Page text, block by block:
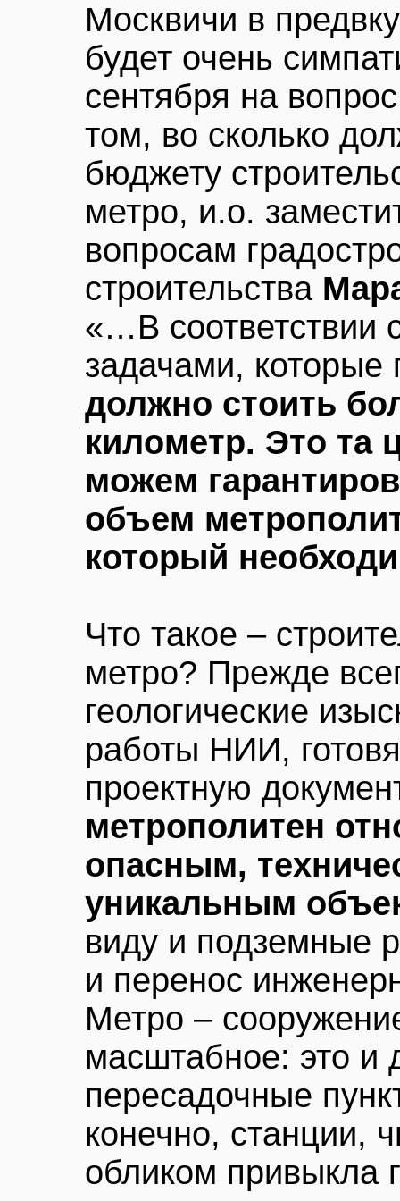
Москвичи в
будет очень
сентября на
том, во сколько
бюджету
метро, и.о.
вопросам
строительства
«…В соответствии
задачами,
должно стоить
километр. Это та
можем
объем
который
Что такое –
метро? Прежде
геологические
работы НИИ,
проектную
метрополитен
опасным,
уникальным
виду и подземные
и перенос
Метро –
масштабное: это и
пересадочные
конечно, станции,
обликом привыкла